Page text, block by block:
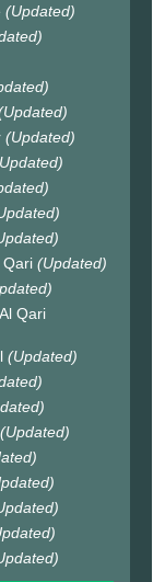
(Updated)
(Updated)
Qari (Updated)
Qari
(Updated)
(Updated)